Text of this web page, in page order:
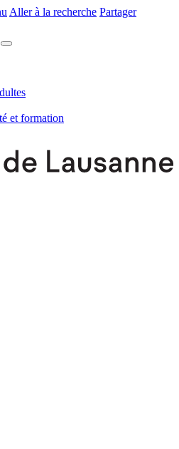
Aller à la recherche Partager
et formation